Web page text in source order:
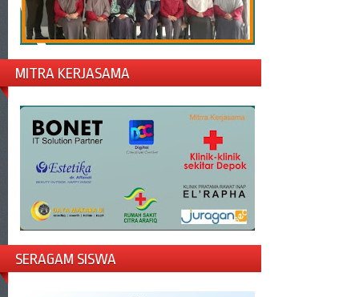
MITRA KERJASAMA
SERAGAM SISWA